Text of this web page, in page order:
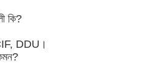
কি?
DDU।